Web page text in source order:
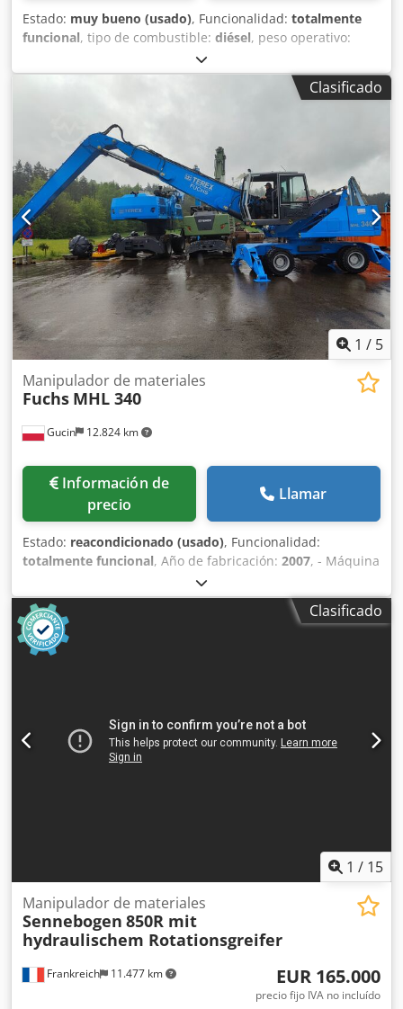
Estado: muy bueno (usado), Funcionalidad: totalmente
funcional, tipo de combustible: diésel, peso operativo:
, Año de fabricación:
funcionamiento:11.622 h, LIEBHERR LH24M HOURS: 11622.
WEIGHT 24600 KGS. ENIGNE LIEBHERR 105W.INDUSTRIAL
CABIN, SOLID TYRES, FOUR OUTRIGGERS, CABIN GRILL, CE
CERTITICATE, VERY GOOD CONDITION. Dedpfjy U Huwsx
Acyock
Clasificado
1 / 5
Gucin 12.824 km
Manipulador de materiales
Fuchs MHL 340
Información de
precio
Llamar
Estado: reacondicionado (usado), Funcionalidad:
totalmente funcional, Año de fabricación: 2007, - Máquina
en muy buen estado técnico y visual, completamente
reacondicionada Dcedpsy I Ubxjfx Acyek - Disponible de
inmediato - Amplia gama de implementos adicionales
disponibles
Clasificado
1 / 15
Frankreich 11.477 km
Manipulador de materiales
Sennebogen 850R mit
hydraulischem Rotationsgreifer
EUR 165.000
precio fijo IVA no incluído